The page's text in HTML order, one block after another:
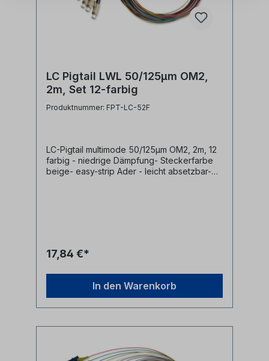
LC Pigtail LWL 50/125µm OM2,
2m, Set 12-farbig
Produktnummer: FPT-LC-52F
LC-Pigtail multimode 50/125µm OM2, 2m, 12
farbig - niedrige Dämpfung- Steckerfarbe
beige- easy-strip Ader - leicht absetzbar-
17,84 €*
In den Warenkorb